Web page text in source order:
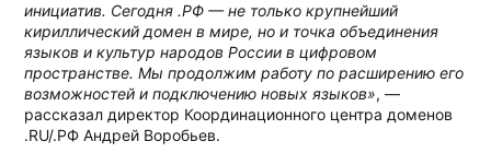
инициатив. Сегодня .РФ — не только крупнейший
кириллический домен в мире, но и точка объединения
языков и культур народов России в цифровом
пространстве. Мы продолжим работу по расширению его
возможностей и подключению новых языков», —
рассказал директор Координационного центра доменов
.RU/.РФ Андрей Воробьев.